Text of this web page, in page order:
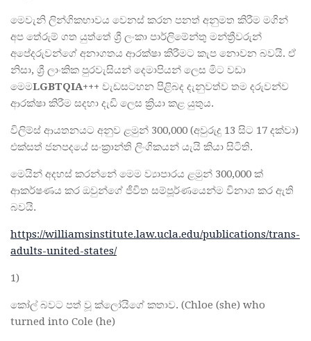
මෙවැනි ලින්ගිකභාවය වෙනස් කරන පනත් අනුමත කිරීම මගින්
අප තේරුම් ගත යුත්තේ ශ්‍රී ලංකා පාර්ලිමේන්තු මන්ත්‍රීවරුන්
අපේදරුවන්ගේ අනාගතය ආරක්ෂා කිරීමට කැප නොවන බවයි. ඒ
නිසා, ශ්‍රී ලාංකික පුරවැසියන් දෙමාපියන් ලෙස මිට වඩා
මෙමLGBTQIA+++ වැඩසටහන පිළිබද දැනුවත්ව තම දරුවන්ව
ආරක්ෂා කිරීම සදහා දැඩි ලෙස ක්‍රියා කළ යුතුය.
විලිම්ස් ආයතනයට අනුව ළමුන් 300,000 (අවුරුදු 13 සිට 17 දක්වා)
එක්සත් ජනපදයේ සංක්‍රාන්ති ලිංගිකයන් යැයි කියා සිටිති.
මෙයින් අදහස් කරන්නේ මෙම ව්‍යාපාරය ළමුන් 300,000 ක්
ආකර්ෂණය කර ඔවුන්ගේ ජීවිත සම්පූර්ණයෙන්ම විනාශ කර ඇති
බවයි.
https://williamsinstitute.law.ucla.edu/publications/trans-
adults-united-states/
1)
කෝල් බවට පත් වූ ක්ලෝයිගේ කතාව. (Chloe (she) who
turned into Cole (he)